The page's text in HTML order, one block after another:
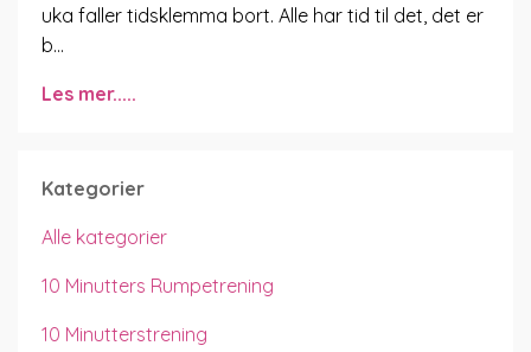
uka faller tidsklemma bort. Alle har tid til det, det er
b...
Les mer.....
Kategorier
Alle kategorier
10 Minutters Rumpetrening
10 Minutterstrening